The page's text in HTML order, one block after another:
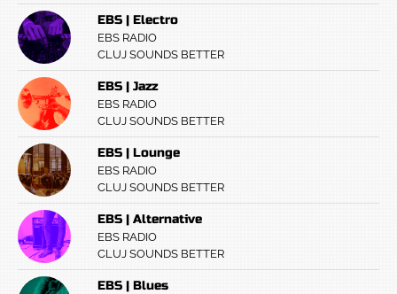
EBS | Electro
EBS RADIO
CLUJ SOUNDS BETTER
EBS | Jazz
EBS RADIO
CLUJ SOUNDS BETTER
EBS | Lounge
EBS RADIO
CLUJ SOUNDS BETTER
EBS | Alternative
EBS RADIO
CLUJ SOUNDS BETTER
EBS | Blues